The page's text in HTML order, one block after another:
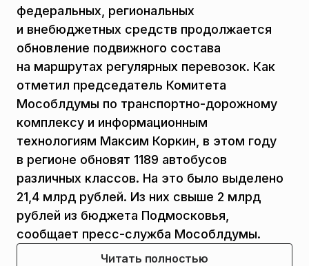
федеральных, региональных
и внебюджетных средств продолжается
обновление подвижного состава
на маршрутах регулярных перевозок. Как
отметил председатель Комитета
Мособлдумы по транспортно-дорожному
комплексу и информационным
технологиям Максим Коркин, в этом году
в регионе обновят 1189 автобусов
различных классов. На это было выделено
21,4 млрд рублей. Из них свыше 2 млрд
рублей из бюджета Подмосковья,
сообщает пресс-служба Мособлдумы.
Читать полностью